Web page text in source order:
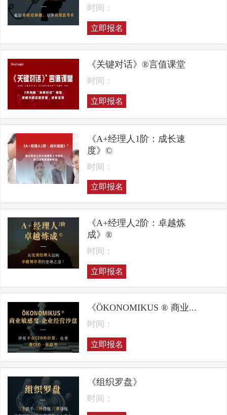
时间：
立即报名
《关键对话》®言值课堂
时间：
立即报名
《A+经理人1阶：成长速
度》©
时间：
立即报名
《A+经理人2阶：卓越炼
成》®
时间：
立即报名
《ÖKONOMIKUS ® 商业...
时间：
立即报名
《组织罗盘》
时间：